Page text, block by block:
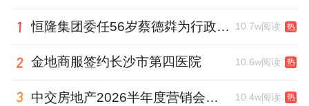
恒隆集团委任56岁蔡德粦为行政总裁、年薪2052万港元，曾任星巴克中国CEO 10.7w阅读 热
金地商服签约长沙市第四医院 10.6w阅读 热
中交房地产2026半年度营销会，绿城祝军现身了 10.4w阅读 热